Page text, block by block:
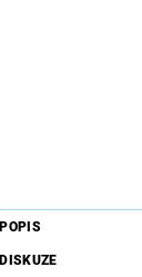
POPIS
DISKUZE